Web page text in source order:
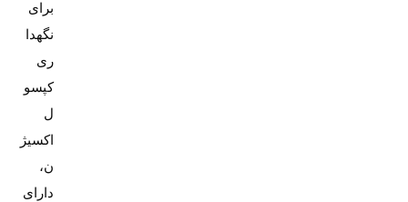
برای
نگهدا
ری
کپسو
ل
اکسیژ
ن،
دارای